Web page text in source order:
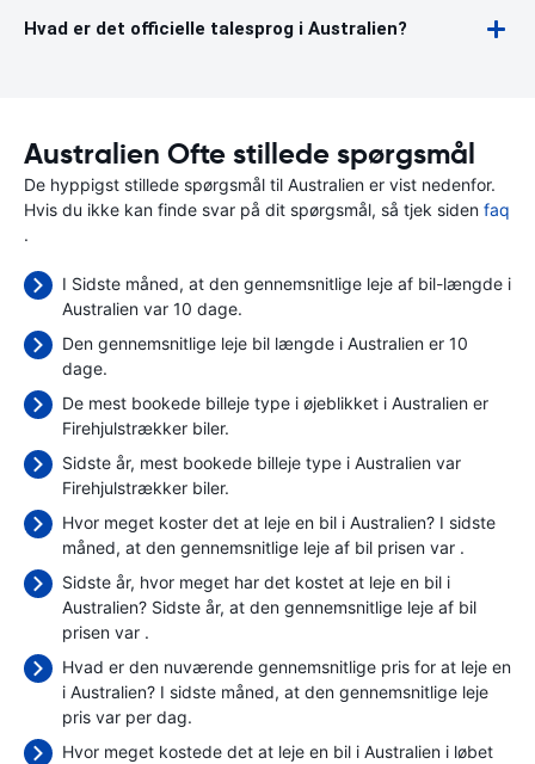
Hvad er det officielle talesprog i Australien?
Australien Ofte stillede spørgsmål
De hyppigst stillede spørgsmål til Australien er vist nedenfor.
Hvis du ikke kan finde svar på dit spørgsmål, så tjek siden faq
.
I Sidste måned, at den gennemsnitlige leje af bil-længde i
Australien var 10 dage.
Den gennemsnitlige leje bil længde i Australien er 10
dage.
De mest bookede billeje type i øjeblikket i Australien er
Firehjulstrækker biler.
Sidste år, mest bookede billeje type i Australien var
Firehjulstrækker biler.
Hvor meget koster det at leje en bil i Australien? I sidste
måned, at den gennemsnitlige leje af bil prisen var .
Sidste år, hvor meget har det kostet at leje en bil i
Australien? Sidste år, at den gennemsnitlige leje af bil
prisen var .
Hvad er den nuværende gennemsnitlige pris for at leje en
i Australien? I sidste måned, at den gennemsnitlige leje
pris var per dag.
Hvor meget kostede det at leje en bil i Australien i løbet